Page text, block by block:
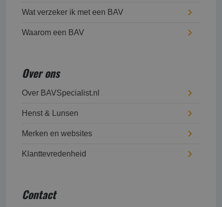
Wat verzeker ik met een BAV
Waarom een BAV
Over ons
Over BAVSpecialist.nl
Henst & Lunsen
Merken en websites
Klanttevredenheid
Contact